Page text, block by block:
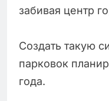
забивая центр
Создать такую
парковок
года.